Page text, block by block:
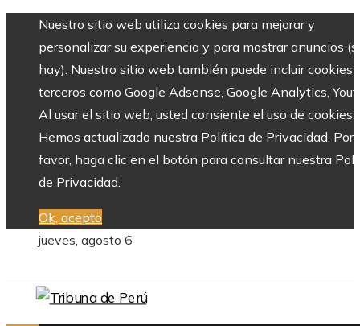
Nuestro sitio web utiliza cookies para mejorar y
personalizar su experiencia y para mostrar anuncios
hay). Nuestro sitio web también puede incluir cookies
terceros como Google Adsense, Google Analytics,
Al usar el sitio web, usted consiente el uso de cookies.
Hemos actualizado nuestra Política de Privacidad. Por
favor, haga clic en el botón para consultar nuestra
de Privacidad.
Ok, acepto
jueves, agosto 6